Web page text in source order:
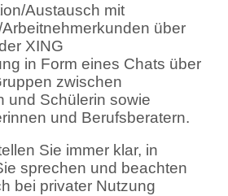
Austausch mit
über
XING
in Form eines Chats über
zwischen
und Schülerin sowie
und Berufsberatern.
Sie immer klar, in
sprechen und beachten
bei privater Nutzung